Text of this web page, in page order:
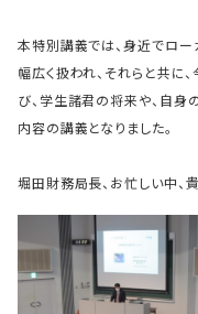
本特別講義では、身近でロー
幅広く扱われ、それらと共に
び、学生諸君の将来や、自身
内容の講義となりました。
堀田財務局長、お忙しい中、